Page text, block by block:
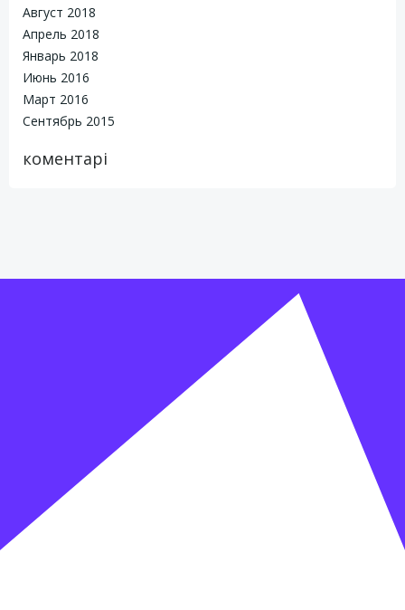
Август 2018
Апрель 2018
Январь 2018
Июнь 2016
Март 2016
Сентябрь 2015
коментарі